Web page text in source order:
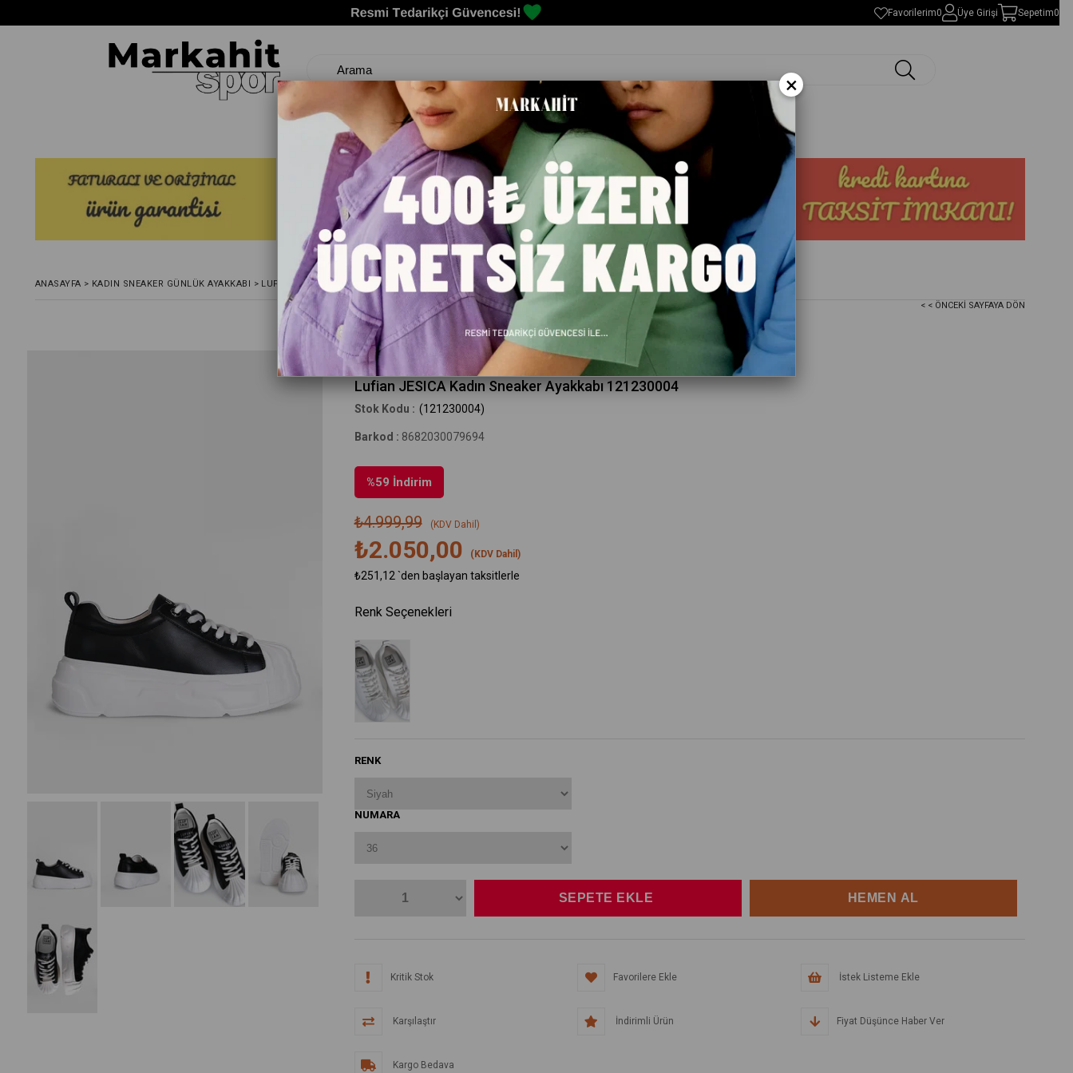
Favorilerim0 Üye Girişi Sepetim0
Erkek Kadın Çocuk Spor Malzemeleri Markalar Blog
ANASAYFA > KADIN SNEAKER GÜNLÜK AYAKKABI > LUFIAN JESICA KADIN SNEAKER AYAKKABI 121230004
< < ÖNCEKI SAYFAYA DÖN
Lufian
Lufian JESICA Kadın Sneaker Ayakkabı 121230004
(121230004)
Barkod : 8682030079694
%59 İndirim
₺4.999,99 (KDV Dahil)
₺2.050,00 (KDV Dahil)
₺251,12 `den başlayan taksitlerle
Renk Seçenekleri
RENK
NUMARA
Kritik Stok Favorilere Ekle İstek Listeme Ekle
Karşılaştır İndirimli Ürün Fiyat Düşünce Haber Ver
Kargo Bedava
×